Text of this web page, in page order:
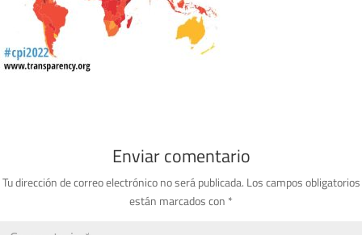
Enviar comentario
Tu dirección de correo electrónico no será publicada. Los campos obligatorios
están marcados con *